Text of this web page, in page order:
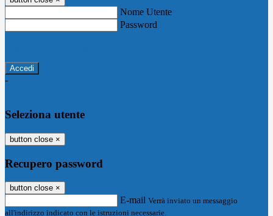
Nome Utente
Password
-
Seleziona utente
button close ×
Recupero password
button close ×
E-mail Verrà inviato un messaggio
all'indirizzo indicato con le istruzioni necessarie.